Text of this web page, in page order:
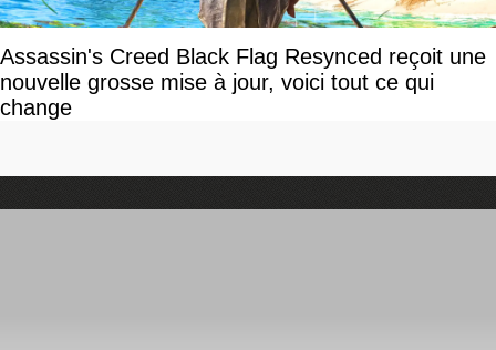
Assassin's Creed Black Flag Resynced reçoit une
nouvelle grosse mise à jour, voici tout ce qui
change